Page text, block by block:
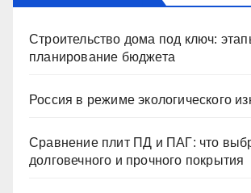
Строительство дома под ключ:
планирование бюджета
Россия в режиме экологического
Сравнение плит ПД и ПАГ: что
долговечного и прочного покрытия